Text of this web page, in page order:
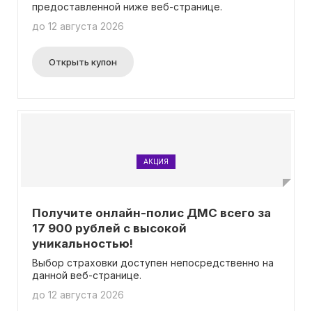
предоставленной ниже веб-странице.
до 12 августа 2026
Открыть купон
АКЦИЯ
Получите онлайн-полис ДМС всего за
17 900 рублей с высокой
уникальностью!
Выбор страховки доступен непосредственно на
данной веб-странице.
до 12 августа 2026